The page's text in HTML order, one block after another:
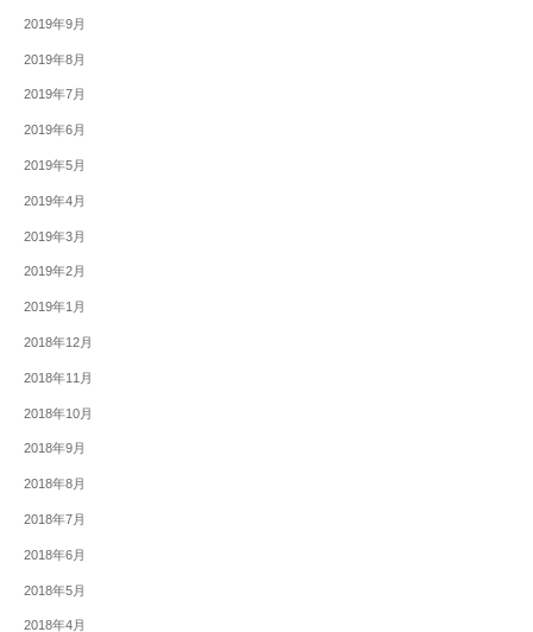
2019年9月
2019年8月
2019年7月
2019年6月
2019年5月
2019年4月
2019年3月
2019年2月
2019年1月
2018年12月
2018年11月
2018年10月
2018年9月
2018年8月
2018年7月
2018年6月
2018年5月
2018年4月